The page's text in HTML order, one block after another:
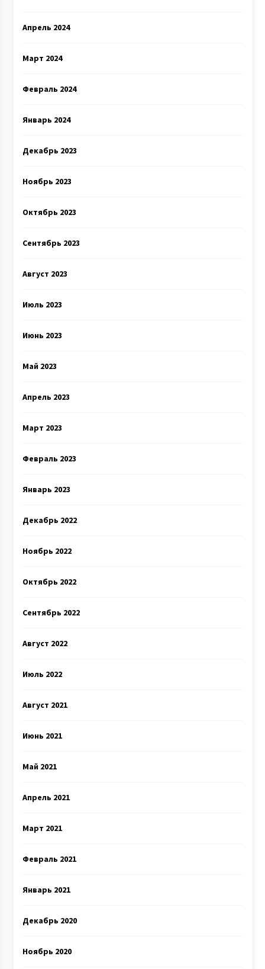
Апрель 2024
Март 2024
Февраль 2024
Январь 2024
Декабрь 2023
Ноябрь 2023
Октябрь 2023
Сентябрь 2023
Август 2023
Июль 2023
Июнь 2023
Май 2023
Апрель 2023
Март 2023
Февраль 2023
Январь 2023
Декабрь 2022
Ноябрь 2022
Октябрь 2022
Сентябрь 2022
Август 2022
Июль 2022
Август 2021
Июнь 2021
Май 2021
Апрель 2021
Март 2021
Февраль 2021
Январь 2021
Декабрь 2020
Ноябрь 2020